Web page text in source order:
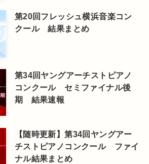
第20回フレッシュ横浜音楽コン
クール 結果まとめ
第34回ヤングアーチストピアノ
コンクール セミファイナル後
期 結果速報
【随時更新】第34回ヤングアー
チストピアノコンクール ファイ
ナル結果まとめ